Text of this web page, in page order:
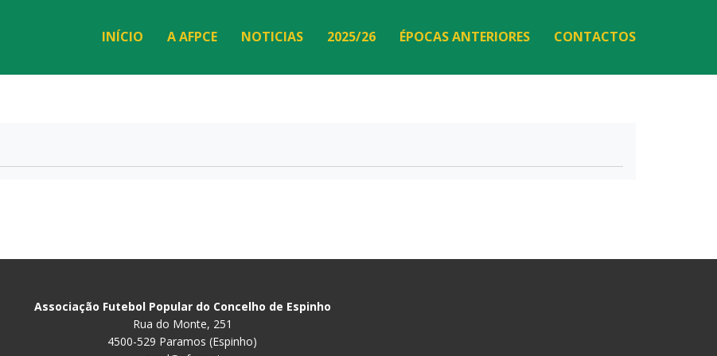
INÍCIO A AFPCE NOTICIAS 2025/26 ÉPOCAS ANTERIORES CONTACTOS
Associação Futebol Popular do Concelho de Espinho
Rua do Monte, 251
4500-529 Paramos (Espinho)